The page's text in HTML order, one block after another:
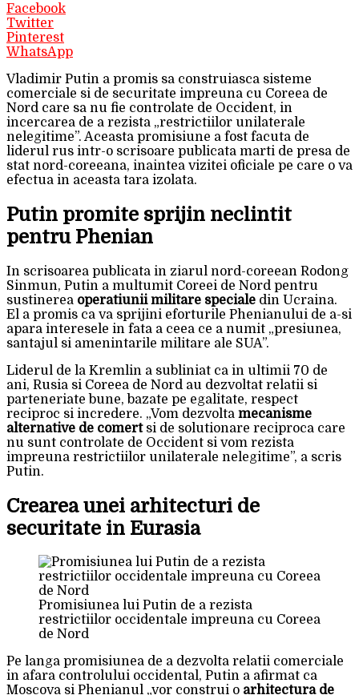
Facebook
Twitter
Pinterest
WhatsApp
Vladimir Putin a promis sa construiasca sisteme
comerciale si de securitate impreuna cu Coreea de
Nord care sa nu fie controlate de Occident, in
incercarea de a rezista „restrictiilor unilaterale
nelegitime”. Aceasta promisiune a fost facuta de
liderul rus intr-o scrisoare publicata marti de presa de
stat nord-coreeana, inaintea vizitei oficiale pe care o va
efectua in aceasta tara izolata.
Putin promite sprijin neclintit
pentru Phenian
In scrisoarea publicata in ziarul nord-coreean Rodong
Sinmun, Putin a multumit Coreei de Nord pentru
sustinerea operatiunii militare speciale din Ucraina.
El a promis ca va sprijini eforturile Phenianului de a-si
apara interesele in fata a ceea ce a numit „presiunea,
santajul si amenintarile militare ale SUA”.
Liderul de la Kremlin a subliniat ca in ultimii 70 de
ani, Rusia si Coreea de Nord au dezvoltat relatii si
parteneriate bune, bazate pe egalitate, respect
reciproc si incredere. „Vom dezvolta mecanisme
alternative de comertsi de solutionare reciproca care
nu sunt controlate de Occident si vom rezista
impreuna restrictiilor unilaterale nelegitime”, a scris
Putin.
Crearea unei arhitecturi de
securitate in Eurasia
Promisiunea lui Putin de a rezista
restrictiilor occidentale impreuna cu Coreea
de Nord
Pe langa promisiunea de a dezvolta relatii comerciale
in afara controlului occidental, Putin a afirmat ca
Moscova si Phenianul „vor construi o arhitectura de